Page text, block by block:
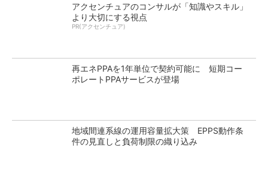
アクセンチュアのコンサルが「知識やスキル」
より大切にする視点
PR(アクセンチュア)
再エネPPAを1年単位で契約可能に 短期コー
ポレートPPAサービスが登場
地域間連系線の運用容量拡大策 EPPS動作条
件の見直しと負荷制限の織り込み